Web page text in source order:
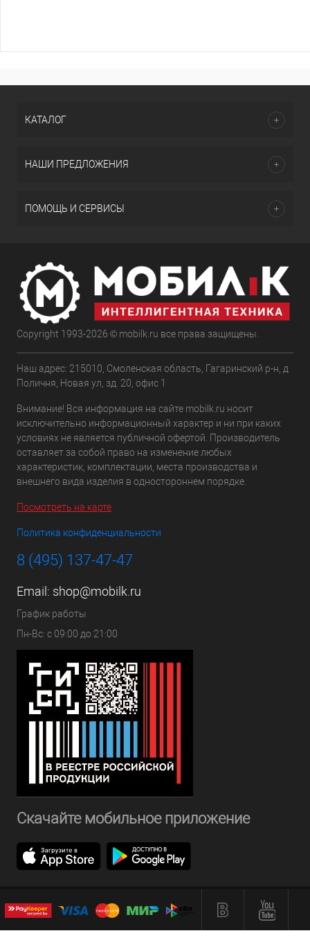
КАТАЛОГ
НАШИ ПРЕДЛОЖЕНИЯ
ПОМОЩЬ И СЕРВИСЫ
Copyright 1993-2026 © mobilk.ru все права защищены.
Наш адрес: 215010, Смоленская область, Гагаринский р-н, д
Поличня, Новая ул, зд. 20, офис 1
Внимание! Вся информация на сайте mobilk.ru носит
исключительно информационный характер и ни при каких
условиях не является публичной офертой. Производитель
оставляет за собой право на изменение любых
характеристик, комплектации, места производства и
внешнего вида изделия в одностороннем порядке.
Посмотреть на карте
Политика конфиденциальности
8 (495) 137-47-47
Email: shop@mobilk.ru
График работы
Пн-Вс: с 09:00 до 21:00
Скачайте мобильное приложение